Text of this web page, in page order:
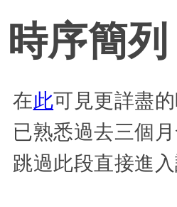
時序簡列
在此可見更詳盡
已熟悉過去三個
跳過此段直接進入